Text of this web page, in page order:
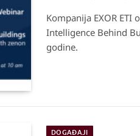
Kompanija EXOR ETI organizovala je
Intelligence Behind
godine.
DOGAĐAJI